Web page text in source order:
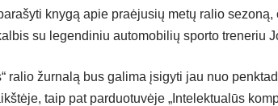
knygą apie praėjusių metų ralio
su legendiniu automobilių sporto treneriu
ralio žurnalą bus galima įsigyti jau nuo
taip pat parduotuvėje „Intelektualūs